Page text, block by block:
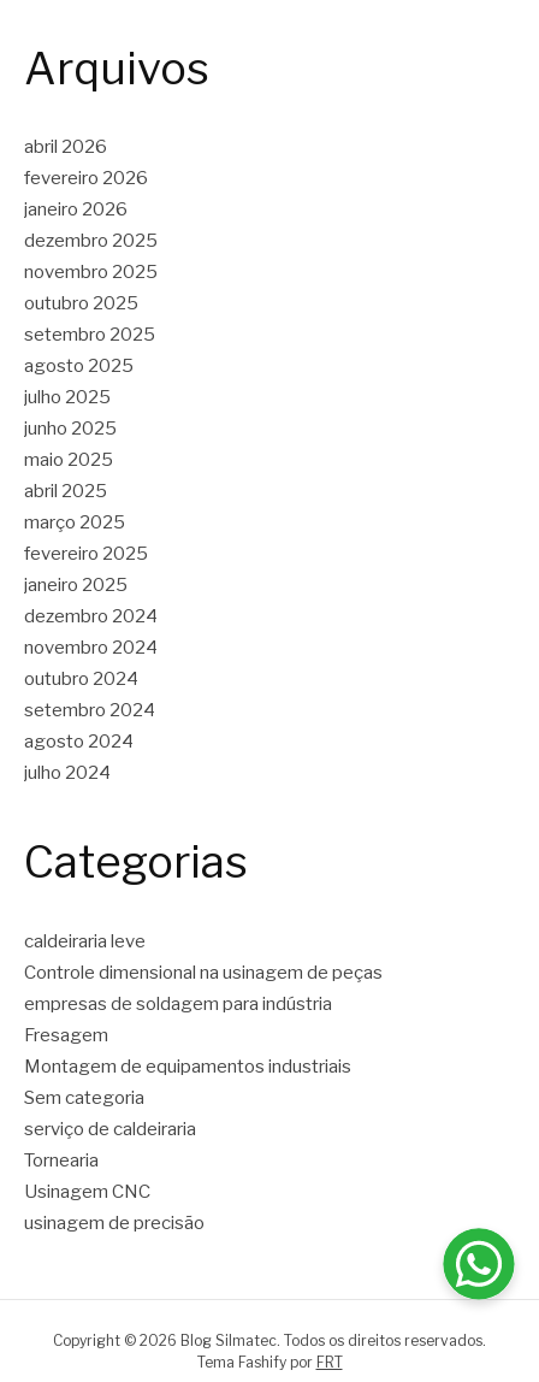
Arquivos
abril 2026
fevereiro 2026
janeiro 2026
dezembro 2025
novembro 2025
outubro 2025
setembro 2025
agosto 2025
julho 2025
junho 2025
maio 2025
abril 2025
março 2025
fevereiro 2025
janeiro 2025
dezembro 2024
novembro 2024
outubro 2024
setembro 2024
agosto 2024
julho 2024
Categorias
caldeiraria leve
Controle dimensional na usinagem de peças
empresas de soldagem para indústria
Fresagem
Montagem de equipamentos industriais
Sem categoria
serviço de caldeiraria
Tornearia
Usinagem CNC
usinagem de precisão
Copyright © 2026 Blog Silmatec. Todos os direitos reservados.
Tema Fashify por FRT